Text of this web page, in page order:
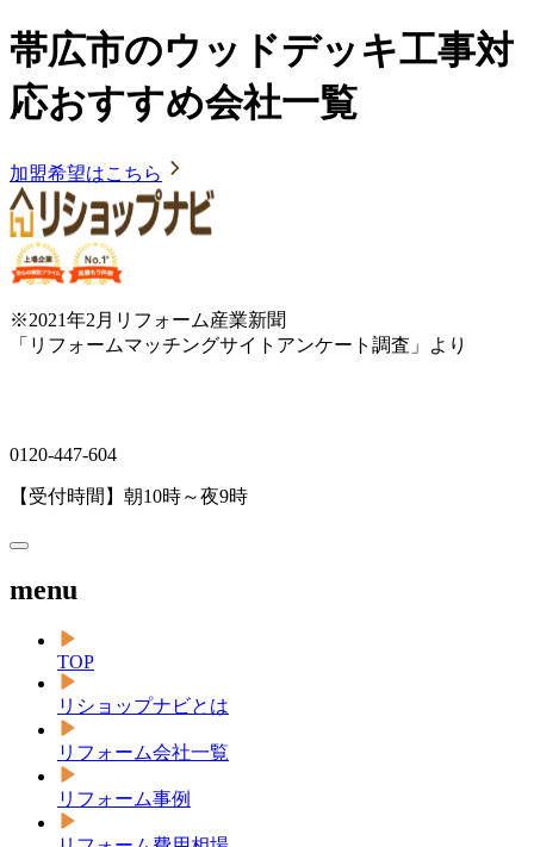
帯広市のウッドデッキ工事対
応おすすめ会社一覧
加盟希望はこちら
※2021年2月リフォーム産業新聞
「リフォームマッチングサイトアンケート調査」より
0120-447-604
【受付時間】朝10時～夜9時
menu
TOP
リショップナビとは
リフォーム会社一覧
リフォーム事例